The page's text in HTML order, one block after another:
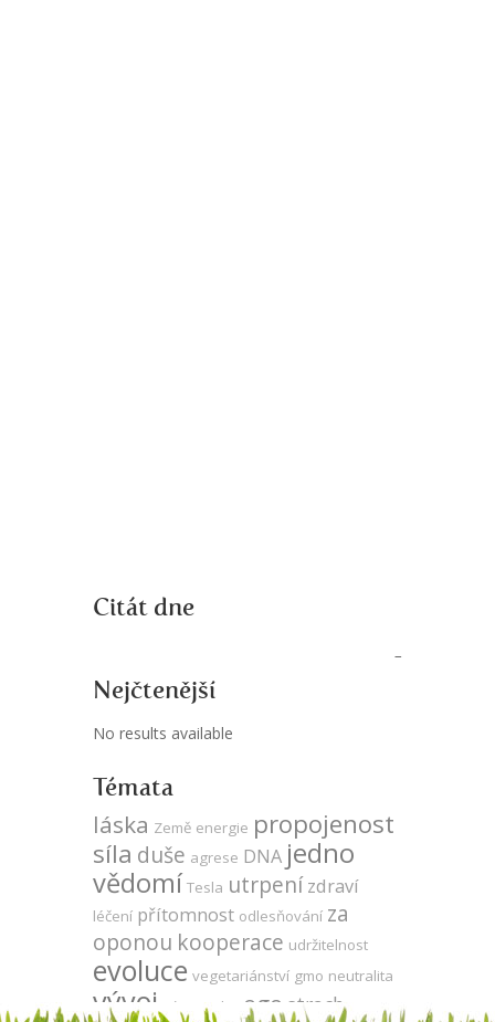
Citát dne
Nejčtenější
No results available
Témata
láska Země energie propojenost
síla duše agrese DNA jedno
vědomí Tesla utrpení zdraví
léčení přítomnost odlesňování za
oponou kooperace udržitelnost
evoluce vegetariánství gmo neutralita
vývoj sója Keshe ego strach